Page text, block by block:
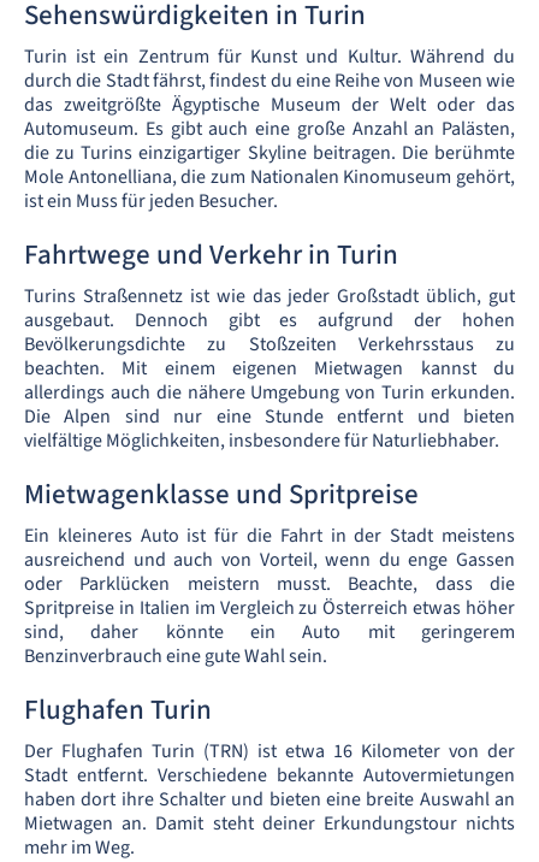
Sehenswürdigkeiten in Turin
Turin ist ein Zentrum für Kunst und Kultur. Während du
durch die Stadt fährst, findest du eine Reihe von Museen wie
das zweitgrößte Ägyptische Museum der Welt oder das
Automuseum. Es gibt auch eine große Anzahl an Palästen,
die zu Turins einzigartiger Skyline beitragen. Die berühmte
Mole Antonelliana, die zum Nationalen Kinomuseum gehört,
ist ein Muss für jeden Besucher.
Fahrtwege und Verkehr in Turin
Turins Straßennetz ist wie das jeder Großstadt üblich, gut
ausgebaut. Dennoch gibt es aufgrund der hohen
Bevölkerungsdichte zu Stoßzeiten Verkehrsstaus zu
beachten. Mit einem eigenen Mietwagen kannst du
allerdings auch die nähere Umgebung von Turin erkunden.
Die Alpen sind nur eine Stunde entfernt und bieten
vielfältige Möglichkeiten, insbesondere für Naturliebhaber.
Mietwagenklasse und Spritpreise
Ein kleineres Auto ist für die Fahrt in der Stadt meistens
ausreichend und auch von Vorteil, wenn du enge Gassen
oder Parklücken meistern musst. Beachte, dass die
Spritpreise in Italien im Vergleich zu Österreich etwas höher
sind, daher könnte ein Auto mit geringerem
Benzinverbrauch eine gute Wahl sein.
Flughafen Turin
Der Flughafen Turin (TRN) ist etwa 16 Kilometer von der
Stadt entfernt. Verschiedene bekannte Autovermietungen
haben dort ihre Schalter und bieten eine breite Auswahl an
Mietwagen an. Damit steht deiner Erkundungstour nichts
mehr im Weg.